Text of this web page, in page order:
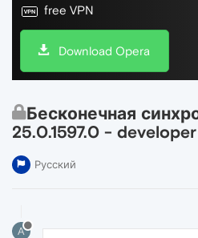
free VPN
Download Opera
Бесконечная
25.0.1597.0 - developer
Русский
A